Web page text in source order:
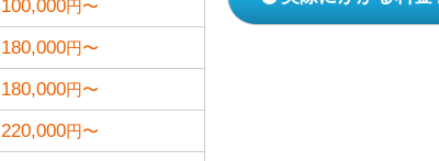
100,000円〜
180,000円〜
180,000円〜
220,000円〜